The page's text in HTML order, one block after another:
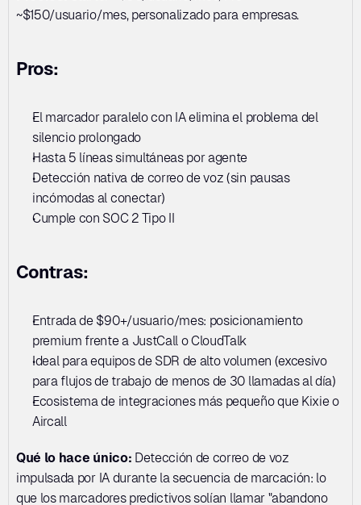
~$150/usuario/mes, personalizado para empresas.
Pros:
El marcador paralelo con IA elimina el problema del
silencio prolongado
Hasta 5 líneas simultáneas por agente
Detección nativa de correo de voz (sin pausas
incómodas al conectar)
Cumple con SOC 2 Tipo II
Contras:
Entrada de $90+/usuario/mes: posicionamiento
premium frente a JustCall o CloudTalk
Ideal para equipos de SDR de alto volumen (excesivo
para flujos de trabajo de menos de 30 llamadas al día)
Ecosistema de integraciones más pequeño que Kixie o
Aircall
Qué lo hace único: Detección de correo de voz
impulsada por IA durante la secuencia de marcación: lo
que los marcadores predictivos solían llamar "abandono